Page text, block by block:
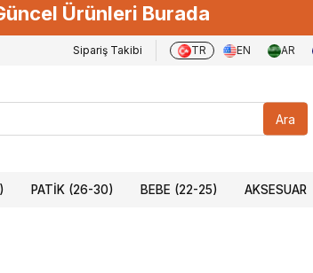
Ürünleri Burada
Sipariş Takibi TR EN AR
Ara
PATIK (26-30) BEBE (22-25) AKSESUAR